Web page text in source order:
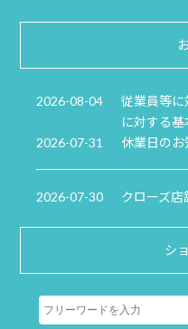
2026-08-04
従業員等に
に対する基
2026-07-31
休業日のお
2026-07-30 クローズ店
シ